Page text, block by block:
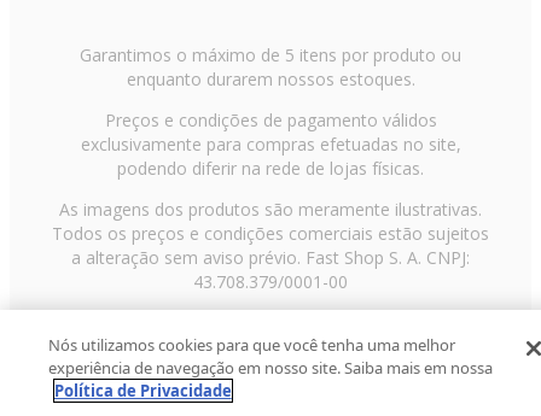
Garantimos o máximo de 5 itens por produto ou
enquanto durarem nossos estoques.
Preços e condições de pagamento válidos
exclusivamente para compras efetuadas no site,
podendo diferir na rede de lojas físicas.
As imagens dos produtos são meramente ilustrativas.
Todos os preços e condições comerciais estão sujeitos
a alteração sem aviso prévio. Fast Shop S. A. CNPJ:
43.708.379/0001-00
Paulo/SP, CEP 02029-001, Telefone: 11 3003-3728 ©
2013 Fast Shop - Todos os direitos reservadosRF
Nós utilizamos cookies para que você tenha uma melhor
experiência de navegação em nosso site. Saiba mais em nossa
Política de Privacidade